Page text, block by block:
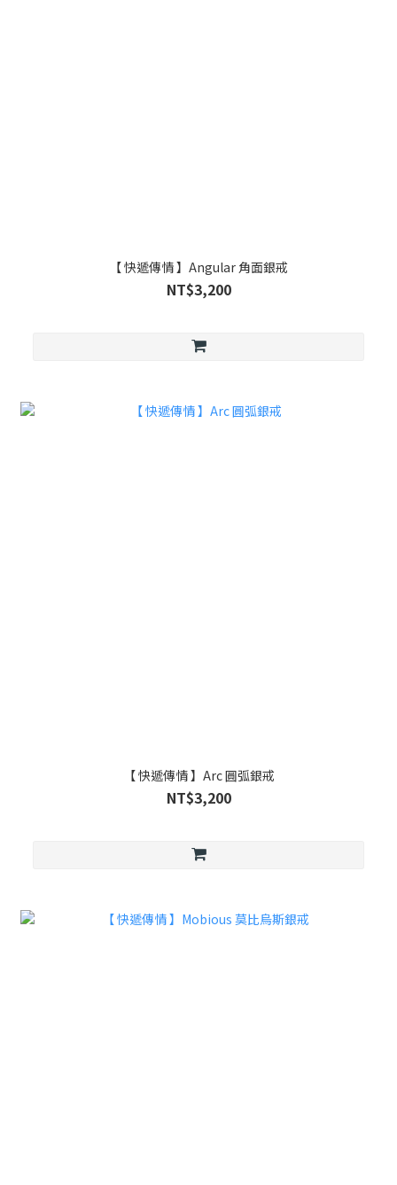
【 快遞傳情 】Angular 角面銀戒
NT$3,200
【 快遞傳情 】Arc 圓弧銀戒
NT$3,200